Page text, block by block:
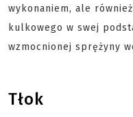
wykonaniem, ale
kulkowego w swej
wzmocnionej sprężyny
Tłok